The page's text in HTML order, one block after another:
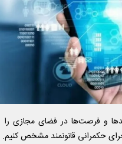
و فرصت‌ها در فضای مجازی را
حکمرانی قانونمند مشخص کنیم.